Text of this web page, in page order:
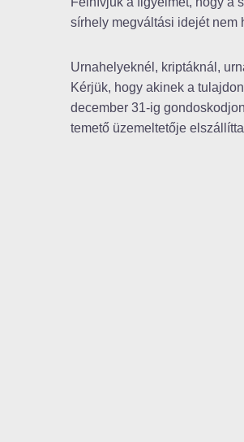
sírhely megváltási idejét nem
Urnahelyeknél, kriptáknál,
Kérjük, hogy akinek a
december 31-ig
temető üzemeltetője